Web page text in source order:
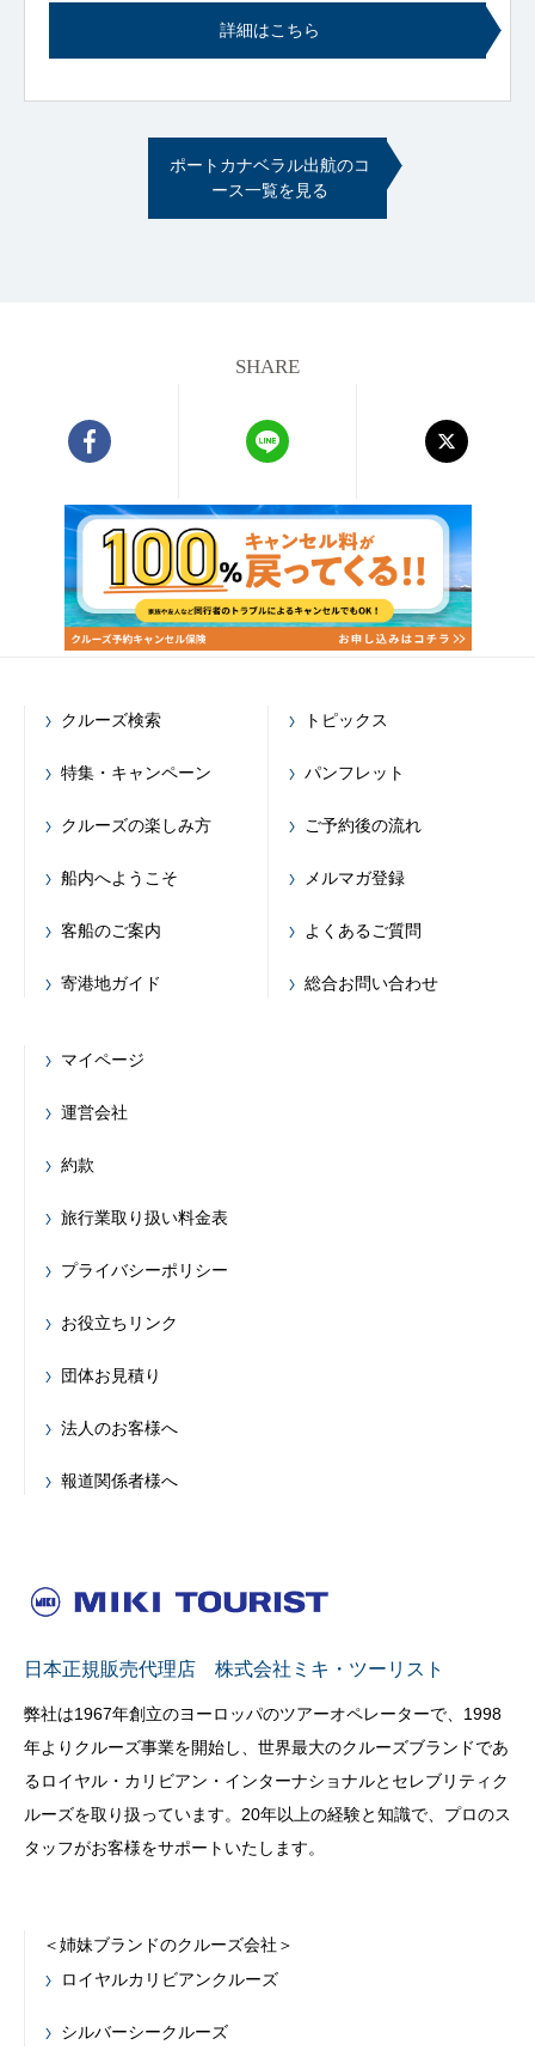
詳細はこちら
ポートカナベラル出航のコ
ース一覧を見る
SHARE
クルーズ検索
特集・キャンペーン
クルーズの楽しみ方
船内へようこそ
客船のご案内
寄港地ガイド
トピックス
パンフレット
ご予約後の流れ
メルマガ登録
よくあるご質問
総合お問い合わせ
マイページ
運営会社
約款
旅行業取り扱い料金表
プライバシーポリシー
お役立ちリンク
団体お見積り
法人のお客様へ
報道関係者様へ
日本正規販売代理店 株式会社ミキ・ツーリスト
弊社は1967年創立のヨーロッパのツアーオペレーターで、1998
年よりクルーズ事業を開始し、世界最大のクルーズブランドであ
るロイヤル・カリビアン・インターナショナルとセレブリティク
ルーズを取り扱っています。20年以上の経験と知識で、プロのス
タッフがお客様をサポートいたします。
＜姉妹ブランドのクルーズ会社＞
ロイヤルカリビアンクルーズ
シルバーシークルーズ